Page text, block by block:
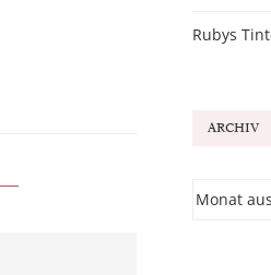
Rubys
ARCHIV